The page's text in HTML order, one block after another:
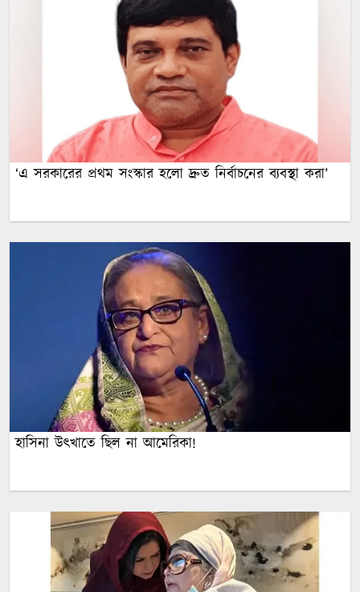
‘এ সরকারের প্রথম সংস্কার হলো দ্রুত নির্বাচনের ব্যবস্থা করা’
হাসিনা উৎখাতে ছিল না আমেরিকা!